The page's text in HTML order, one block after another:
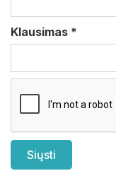
Klausimas *